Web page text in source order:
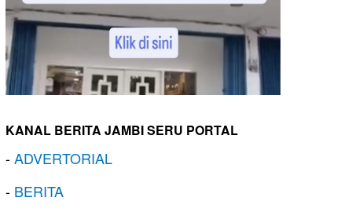
KANAL BERITA JAMBI SERU PORTAL
-ADVERTORIAL
- BERITA